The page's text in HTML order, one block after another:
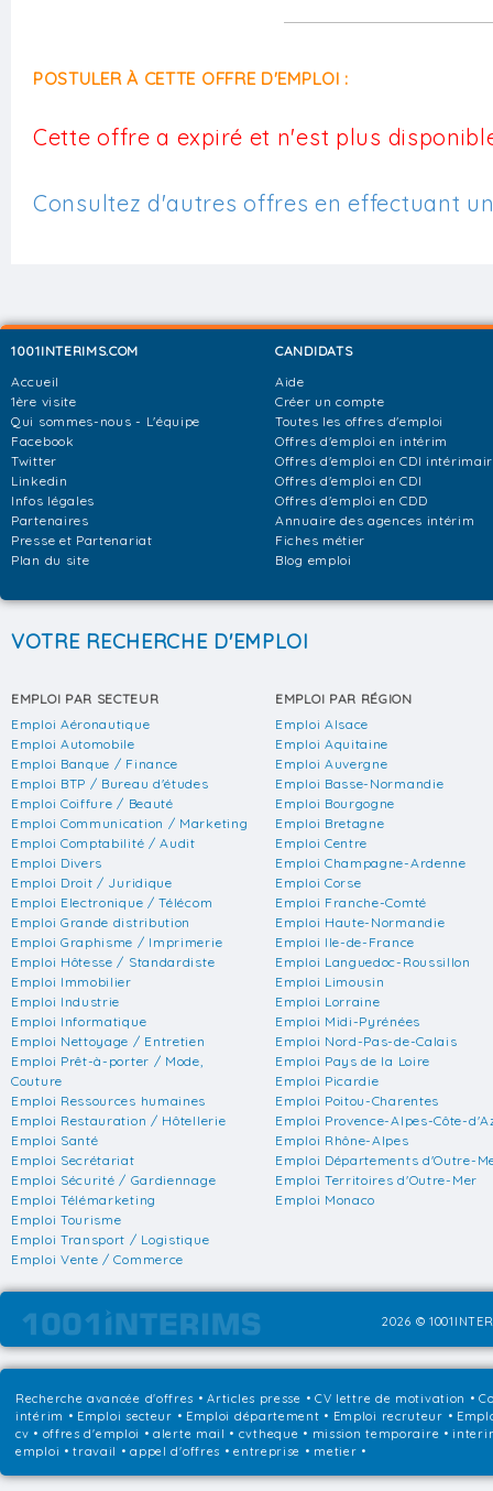
POSTULER À CETTE OFFRE D'EMPLOI :
Cette offre a expiré et n'est plus
Consultez d'autres offres en effectuant
1001INTERIMS.COM
Accueil
1ère visite
Qui sommes-nous - L'équipe
Facebook
Twitter
Linkedin
Infos légales
Partenaires
Presse et Partenariat
Plan du site
CANDIDATS
Aide
Créer un compte
Toutes les offres d'emploi
Offres d'emploi en intérim
Offres d'emploi en CDI
Offres d'emploi en CDI
Offres d'emploi en CDD
Annuaire des agences intérim
Fiches métier
Blog emploi
VOTRE RECHERCHE D'EMPLOI
EMPLOI PAR SECTEUR
Emploi Aéronautique
Emploi Automobile
Emploi Banque / Finance
Emploi BTP / Bureau d'études
Emploi Coiffure / Beauté
Emploi Communication / Marketing
Emploi Comptabilité / Audit
Emploi Divers
Emploi Droit / Juridique
Emploi Electronique / Télécom
Emploi Grande distribution
Emploi Graphisme / Imprimerie
Emploi Hôtesse / Standardiste
Emploi Immobilier
Emploi Industrie
Emploi Informatique
Emploi Nettoyage / Entretien
Emploi Prêt-à-porter / Mode,
Couture
Emploi Ressources humaines
Emploi Restauration / Hôtellerie
Emploi Santé
Emploi Secrétariat
Emploi Sécurité / Gardiennage
Emploi Télémarketing
Emploi Tourisme
Emploi Transport / Logistique
Emploi Vente / Commerce
EMPLOI PAR RÉGION
Emploi Alsace
Emploi Aquitaine
Emploi Auvergne
Emploi Basse-Normandie
Emploi Bourgogne
Emploi Bretagne
Emploi Centre
Emploi Champagne-Ardenne
Emploi Corse
Emploi Franche-Comté
Emploi Haute-Normandie
Emploi Ile-de-France
Emploi Languedoc-Roussillon
Emploi Limousin
Emploi Lorraine
Emploi Midi-Pyrénées
Emploi Nord-Pas-de-Calais
Emploi Pays de la Loire
Emploi Picardie
Emploi Poitou-Charentes
Emploi Provence-Alpes-Côte-
Emploi Rhône-Alpes
Emploi Départements d'Outre-
Emploi Territoires d'Outre-Mer
Emploi Monaco
2026 ©
Recherche avancée d'offres •Articles presse • CV lettre de motivation •
intérim • Emploi secteur • Emploi département • Emploi recruteur •
cv • offres d'emploi • alerte mail • cvtheque • mission temporaire •
emploi • travail • appel d'offres • entreprise • metier •